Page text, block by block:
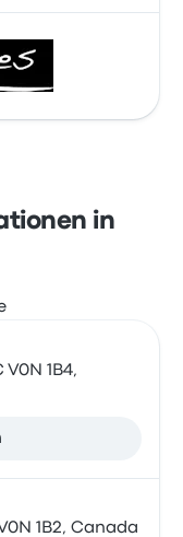
in
1B4,
1B2, Canada